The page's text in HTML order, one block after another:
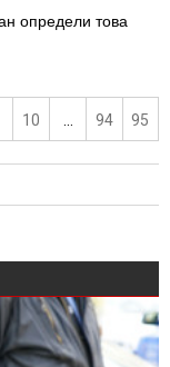
определи това
10 94 95